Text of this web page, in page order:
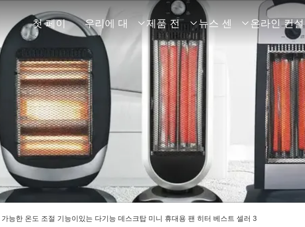
첫 페이
지
우리에 대
해
 제품 전
시
 뉴스 센
터
 온라인 컨설
팅
가능한 온도 조절 기능이있는 다기능 데스크탑 미니 휴대용 팬 히터 베스트 셀러 3